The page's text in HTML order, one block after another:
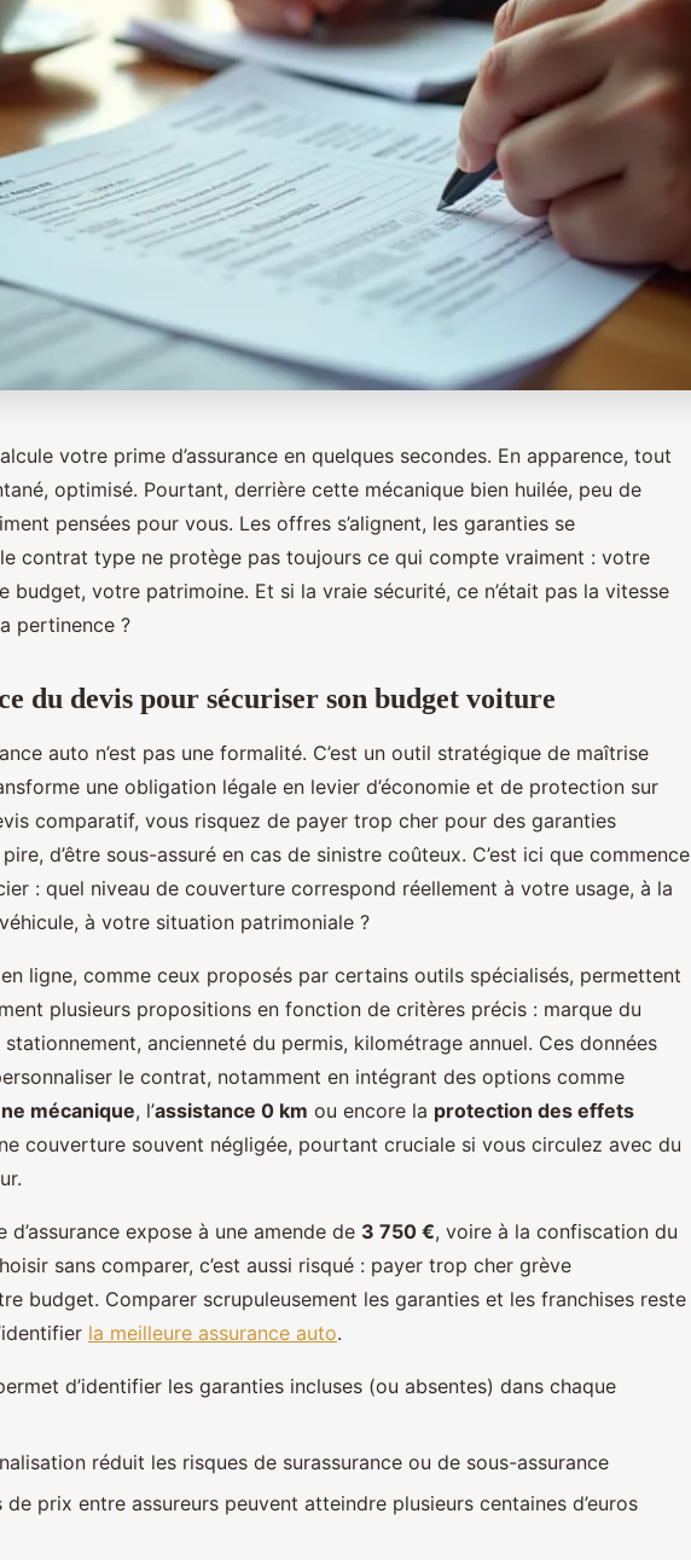
votre prime d’assurance en quelques secondes. En apparence, tout
optimisé. Pourtant, derrière cette mécanique bien huilée, peu de
pensées pour vous. Les offres s’alignent, les garanties se
contrat type ne protège pas toujours ce qui compte vraiment : votre
budget, votre patrimoine. Et si la vraie sécurité, ce n’était pas la vitesse
pertinence ?
du devis pour sécuriser son budget voiture
auto n’est pas une formalité. C’est un outil stratégique de maîtrise
une obligation légale en levier d’économie et de protection sur
comparatif, vous risquez de payer trop cher pour des garanties
d’être sous-assuré en cas de sinistre coûteux. C’est ici que commence
: quel niveau de couverture correspond réellement à votre usage, à la
à votre situation patrimoniale ?
ligne, comme ceux proposés par certains outils spécialisés, permettent
plusieurs propositions en fonction de critères précis : marque du
ancienneté du permis, kilométrage annuel. Ces données
le contrat, notamment en intégrant des options comme
mécanique, l’assistance 0 km ou encore la protection des effets
couverture souvent négligée, pourtant cruciale si vous circulez avec du
d’assurance expose à une amende de 3 750 €, voire à la confiscation du
sans comparer, c’est aussi risqué : payer trop cher grève
budget. Comparer scrupuleusement les garanties et les franchises reste
la meilleure assurance auto.
d’identifier les garanties incluses (ou absentes) dans chaque
réduit les risques de surassurance ou de sous-assurance
de prix entre assureurs peuvent atteindre plusieurs centaines d’euros